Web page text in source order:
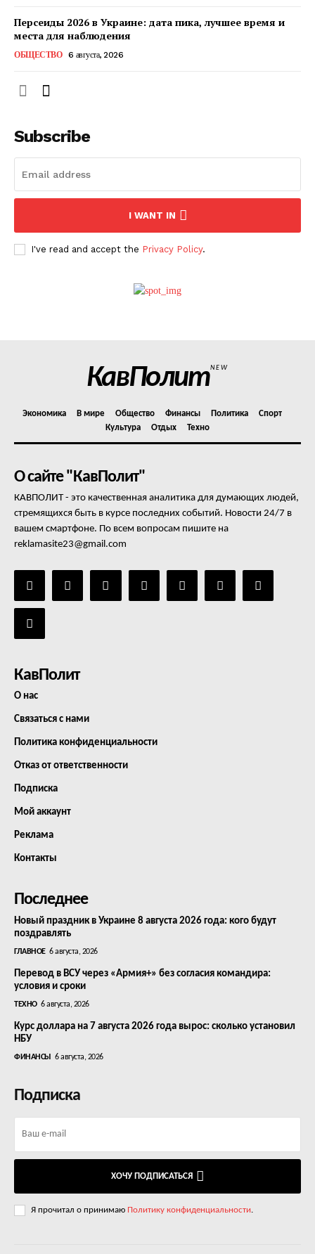
Контакты
Персеиды 2026 в Украине: дата пика, лучшее время и
места для наблюдения
ОБЩЕСТВО 6 августа, 2026
Subscribe
I WANT IN
I've read and accept the Privacy Policy.
КавПолитNEW
Экономика В мире Общество Финансы Политика
Спорт
Культура
Отдых Техно
О сайте "КавПолит"
КАВПОЛИТ - это качественная аналитика для думающих людей,
стремящихся быть в курсе последних событий. Новости 24/7 в
вашем смартфоне. По всем вопросам пишите на
reklamasite23@gmail.com
КавПолит
О нас
Связаться с нами
Политика конфиденциальности
Отказ от ответственности
Подписка
Мой аккаунт
Реклама
Контакты
Последнее
Новый праздник в Украине 8 августа 2026 года: кого будут
поздравлять
ГЛАВНОЕ 6 августа, 2026
Перевод в ВСУ через «Армия+» без согласия командира:
условия и сроки
ТЕХНО 6 августа, 2026
Курс доллара на 7 августа 2026 года вырос: сколько установил
НБУ
ФИНАНСЫ 6 августа, 2026
Подписка
ХОЧУ ПОДПИСАТЬСЯ
Я прочитал о принимаю Политику конфиденциальности.